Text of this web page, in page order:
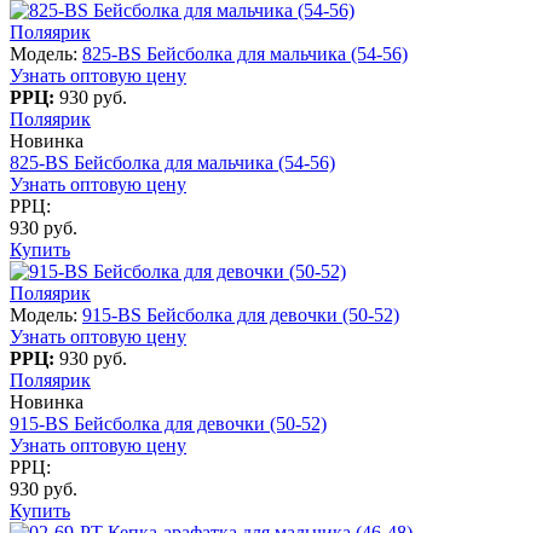
Поляярик
Модель: 825-BS Бейсболка для мальчика (54-56)
Узнать оптовую цену
РРЦ: 930 руб.
Поляярик
Новинка
825-BS Бейсболка для мальчика (54-56)
Узнать оптовую цену
РРЦ:
930 руб.
Купить
Поляярик
Модель: 915-BS Бейсболка для девочки (50-52)
Узнать оптовую цену
РРЦ: 930 руб.
Поляярик
Новинка
915-BS Бейсболка для девочки (50-52)
Узнать оптовую цену
РРЦ:
930 руб.
Купить